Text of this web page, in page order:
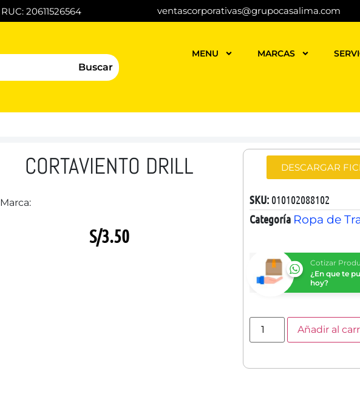
RUC: 20611526564 ventascorporativas@grupocasalima.com
Buscar
MENU MARCAS
CORTAVIENTO DRILL
Marca:
S/3.50
DESCARGAR
SKU: 010102088102
Categoría Ropa de
Cotizar
¿En que te
hoy?
Añadir al